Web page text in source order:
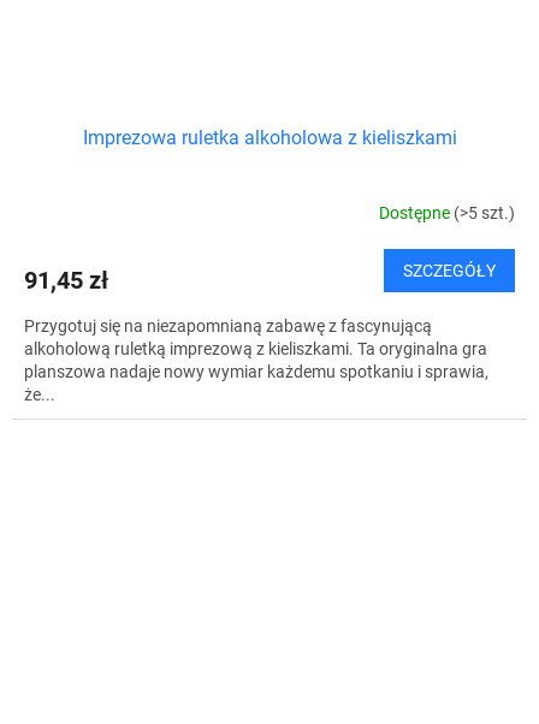
Imprezowa ruletka alkoholowa z kieliszkami
Dostępne (>5 szt.)
91,45 zł SZCZEGÓŁY
Przygotuj się na niezapomnianą zabawę z fascynującą
alkoholową ruletką imprezową z kieliszkami. Ta oryginalna gra
planszowa nadaje nowy wymiar każdemu spotkaniu i sprawia,
że...